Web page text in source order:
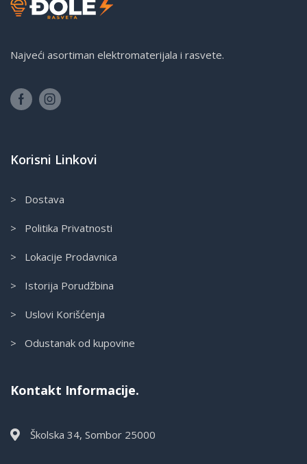
Najveći asortiman elektromaterijala i rasvete.
Korisni Linkovi
> Dostava
> Politika Privatnosti
> Lokacije Prodavnica
> Istorija Porudžbina
> Uslovi Korišćenja
> Odustanak od kupovine
Kontakt Informacije.
Školska 34, Sombor 25000